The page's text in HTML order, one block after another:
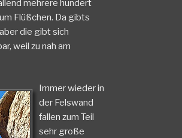
mehrere hundert
Flüßchen. Da gibts
die gibt sich
weil zu nah am
Immer wieder in
der Felswand
fallen zum Teil
sehr große